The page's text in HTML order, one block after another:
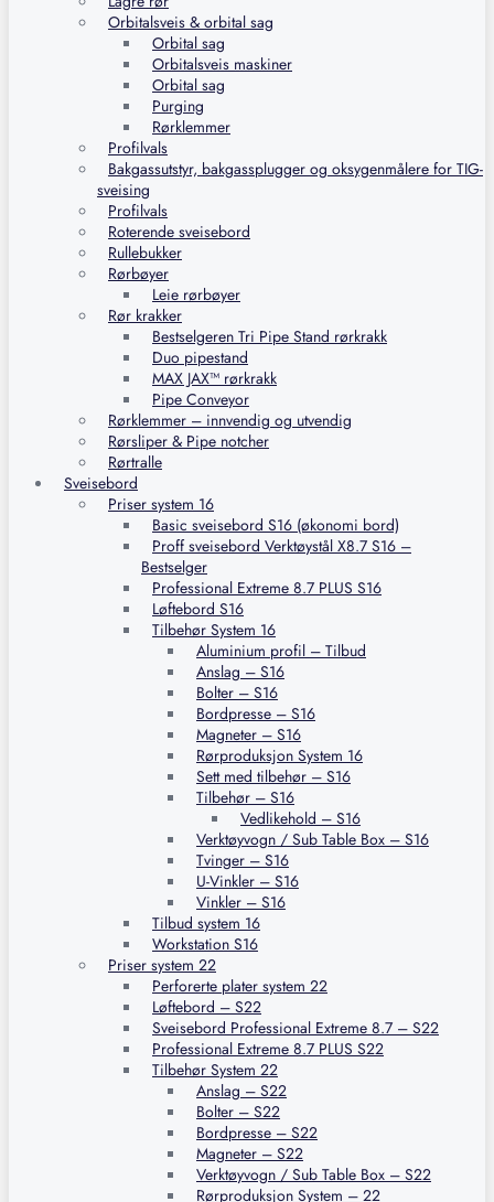
Orbitalsveis & orbital sag
Orbital sag
Orbitalsveis maskiner
Orbital sag
Purging
Rørklemmer
Profilvals
Bakgassutstyr, bakgassplugger og oksygenmålere for TIG-
sveising
Profilvals
Roterende sveisebord
Rullebukker
Rørbøyer
Leie rørbøyer
Rør krakker
Bestselgeren Tri Pipe Stand rørkrakk
Duo pipestand
MAX JAX™ rørkrakk
Pipe Conveyor
Rørklemmer – innvendig og utvendig
Rørsliper & Pipe notcher
Rørtralle
Sveisebord
Priser system 16
Basic sveisebord S16 (økonomi bord)
Proff sveisebord Verktøystål X8.7 S16 –
Bestselger
Professional Extreme 8.7 PLUS S16
Løftebord S16
Tilbehør System 16
Aluminium profil – Tilbud
Anslag – S16
Bolter – S16
Bordpresse – S16
Magneter – S16
Rørproduksjon System 16
Sett med tilbehør – S16
Tilbehør – S16
Vedlikehold – S16
Verktøyvogn / Sub Table Box – S16
Tvinger – S16
U-Vinkler – S16
Vinkler – S16
Tilbud system 16
Workstation S16
Priser system 22
Perforerte plater system 22
Løftebord – S22
Sveisebord Professional Extreme 8.7 – S22
Professional Extreme 8.7 PLUS S22
Tilbehør System 22
Anslag – S22
Bolter – S22
Bordpresse – S22
Magneter – S22
Verktøyvogn / Sub Table Box – S22
Rørproduksjon System – 22